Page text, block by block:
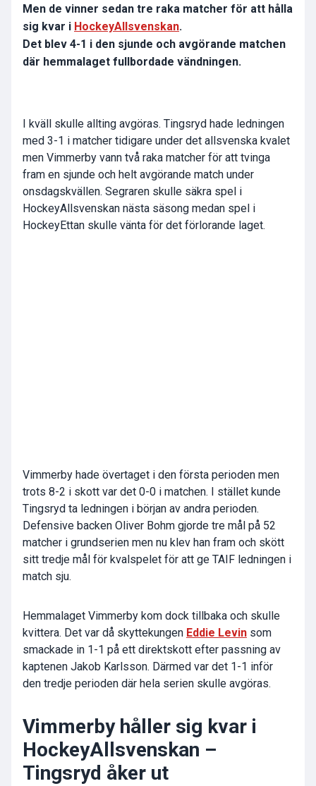
Men de vinner sedan tre raka matcher för att hålla
sig kvar i HockeyAllsvenskan.
Det blev 4-1 i den sjunde och avgörande matchen
där hemmalaget fullbordade vändningen.
I kväll skulle allting avgöras. Tingsryd hade ledningen
med 3-1 i matcher tidigare under det allsvenska kvalet
men Vimmerby vann två raka matcher för att tvinga
fram en sjunde och helt avgörande match under
onsdagskvällen. Segraren skulle säkra spel i
HockeyAllsvenskan nästa säsong medan spel i
HockeyEttan skulle vänta för det förlorande laget.
Vimmerby hade övertaget i den första perioden men
trots 8-2 i skott var det 0-0 i matchen. I stället kunde
Tingsryd ta ledningen i början av andra perioden.
Defensive backen Oliver Bohm gjorde tre mål på 52
matcher i grundserien men nu klev han fram och skött
sitt tredje mål för kvalspelet för att ge TAIF ledningen i
match sju.
Hemmalaget Vimmerby kom dock tillbaka och skulle
kvittera. Det var då skyttekungen Eddie Levin som
smackade in 1-1 på ett direktskott efter passning av
kaptenen Jakob Karlsson. Därmed var det 1-1 inför
den tredje perioden där hela serien skulle avgöras.
Vimmerby håller sig kvar i
HockeyAllsvenskan –
Tingsryd åker ut